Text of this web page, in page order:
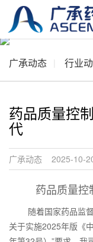
广承动态 行业
药品质量控
代
广承动态 2025-10-
药品质量
随着国家药品监督
关于实施2025年版《